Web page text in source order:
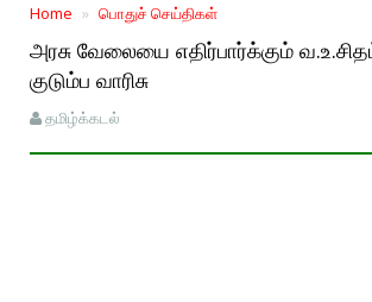
Home பொதுச் செய்திகள்
அரசு வேலையை எதிர்பார்க்கும்
குடும்ப வாரிசு
தமிழ்க்கடல்